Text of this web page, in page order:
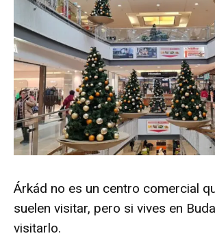
Árkád no es un centro comercial
suelen visitar, pero si vives en
visitarlo.